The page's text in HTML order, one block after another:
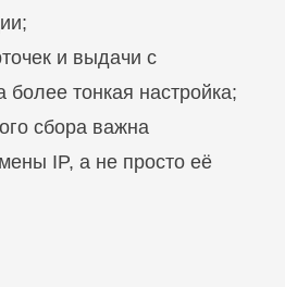
и выдачи с
тонкая настройка;
сбора важна
IP, а не просто её